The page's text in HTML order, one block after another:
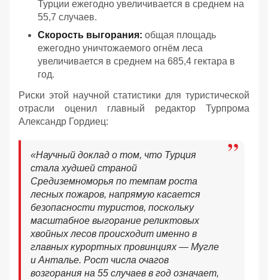
Турции ежегодно увеличивается в среднем на
55,7 случаев.
Скорость выгорания: общая площадь
ежегодно уничтожаемого огнём леса
увеличивается в среднем на 685,4 гектара в
год.
Риски этой научной статистики для туристической
отрасли оценил главный редактор Турпрома
Александр Гордиец:
«Научный доклад о том, что Турция
стала худшей страной
Средиземноморья по темпам роста
лесных пожаров, напрямую касается
безопасности туристов, поскольку
масштабное выгорание реликтовых
хвойных лесов происходит именно в
главных курортных провинциях — Мугле
и Анталье. Рост числа очагов
возгорания на 55 случаев в год означает,